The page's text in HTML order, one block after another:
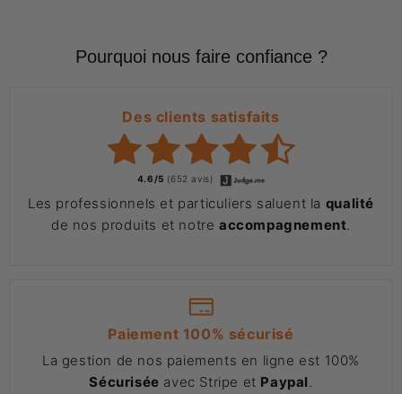
Pourquoi nous faire confiance ?
Des clients satisfaits
4.6/5 (652 avis)
Les professionnels et particuliers saluent la qualité
de nos produits et notre accompagnement
Paiement 100% sécurisé
La gestion de nos paiements en ligne est 100%
Sécurisée avec Stripe et Paypal